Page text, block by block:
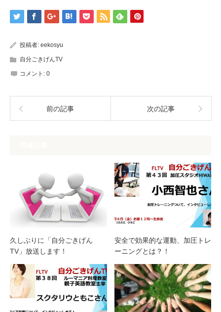
投稿者: eekosyu
自分ごきげんTV
コメント: 0
前の記事 次の記事
久しぶりに「自分ごきげん
TV」放送します！
安全で効果的な運動、加圧トレ
ーニングとは？！